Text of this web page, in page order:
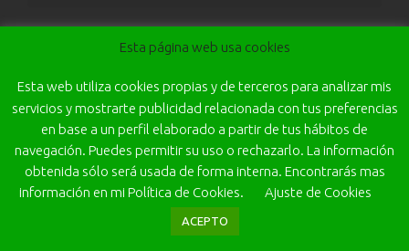
Esta página web usa cookies
Esta web utiliza cookies propias y de terceros para analizar mis
servicios y mostrarte publicidad relacionada con tus preferencias
en base a un perfil elaborado a partir de tus hábitos de
navegación. Puedes permitir su uso o rechazarlo. La información
obtenida sólo será usada de forma interna. Encontrarás mas
información en mi Política de Cookies.
Ajuste de Cookies
ACEPTO